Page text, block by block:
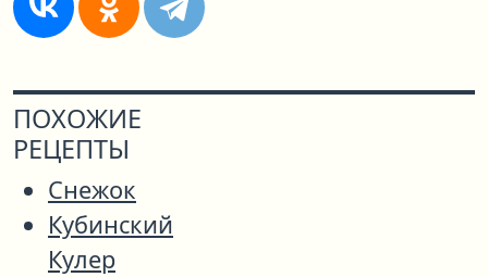
ПОХОЖИЕ
РЕЦЕПТЫ
Снежок
Кубинский
Кулер